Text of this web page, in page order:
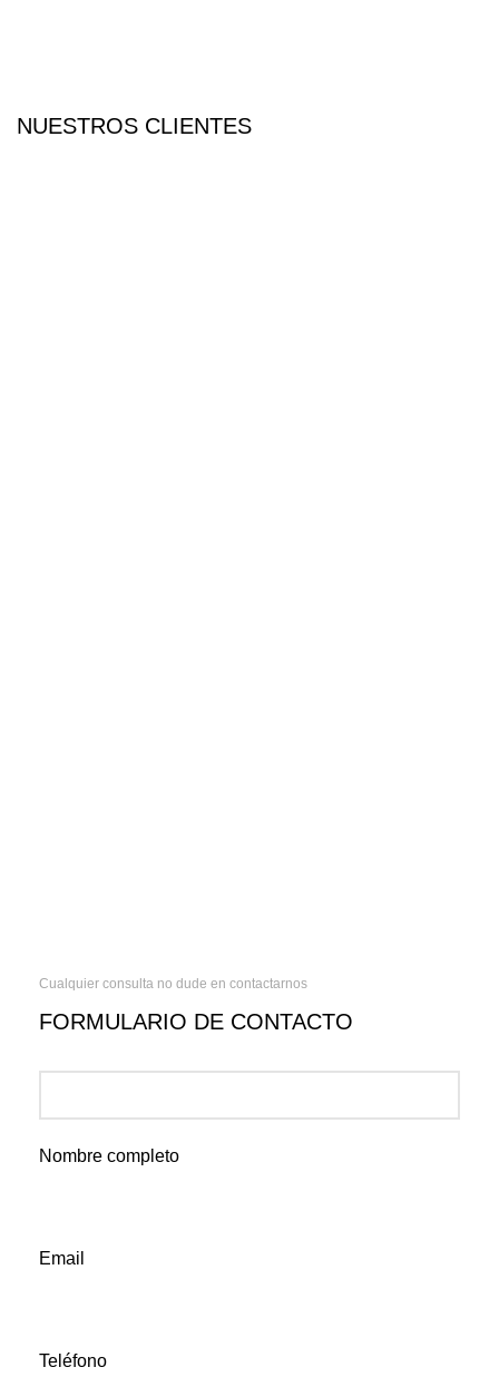
NUESTROS CLIENTES
Cualquier consulta no dude en contactarnos
FORMULARIO DE CONTACTO
Nombre completo
Email
Teléfono